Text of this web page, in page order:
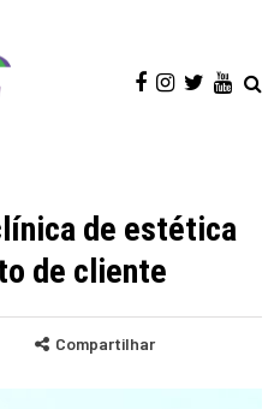
de estética
de cliente
Compartilhar